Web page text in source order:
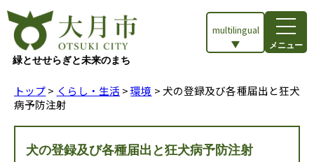
緑とせせらぎと未来のまち
multilingual
メニュー
トップ> くらし・生活 >環境 > 犬の登録及び各種届出と狂犬
病予防注射
犬の登録及び各種届出と狂犬病予防注射